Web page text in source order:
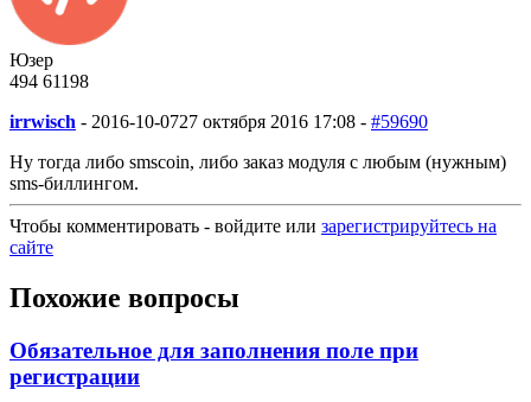
Юзер
494 61198
irrwisch - 2016-10-0727 октября 2016 17:08 - #59690
Ну тогда либо smscoin, либо заказ модуля с любым (нужным)
sms-биллингом.
Чтобы комментировать - войдите или зарегистрируйтесь на
сайте
Похожие вопросы
Обязательное для заполнения поле при
регистрации